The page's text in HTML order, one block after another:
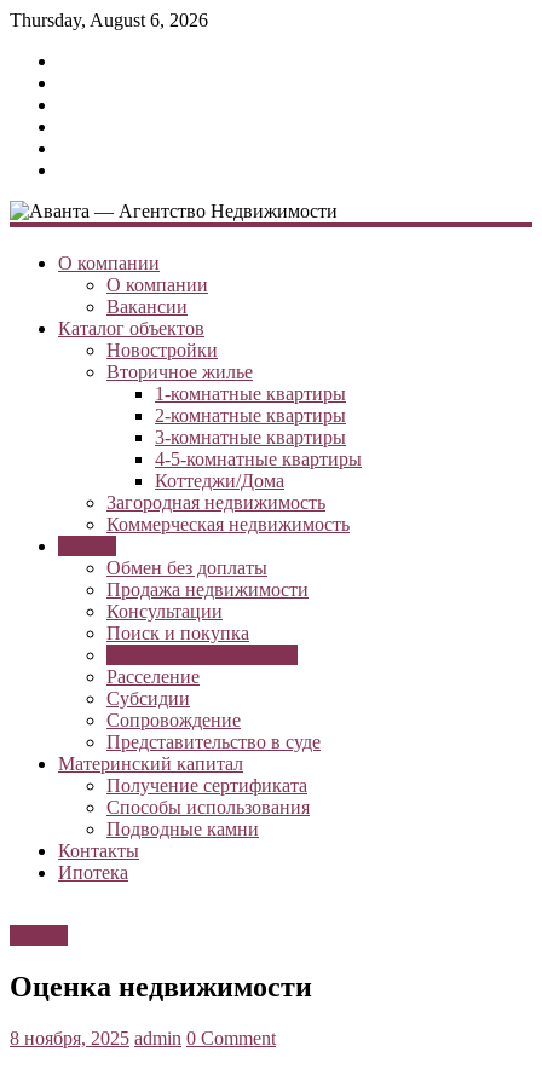
Thursday, August 6, 2026
О компании
О компании
Вакансии
Каталог объектов
Новостройки
Вторичное жилье
1-комнатные квартиры
2-комнатные квартиры
3-комнатные квартиры
4-5-комнатные квартиры
Коттеджи/Дома
Загородная недвижимость
Коммерческая недвижимость
Обмен без доплаты
Продажа недвижимости
Консультации
Поиск и покупка
Расселение
Субсидии
Сопровождение
Представительство в суде
Материнский капитал
Получение сертификата
Способы использования
Подводные камни
Контакты
Ипотека
Оценка недвижимости
8 ноября, 2025 admin 0 Comment